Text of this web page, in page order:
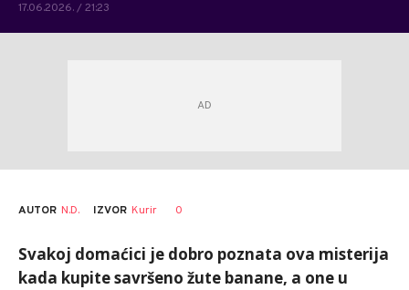
17.06.2026. / 21:23
AUTOR N.D. IZVOR Kurir 0
Svakoj domaćici je dobro poznata ova misterija
kada kupite savršeno žute banane, a one u